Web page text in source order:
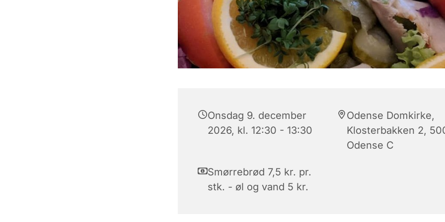
Onsdag 9. december
2026, kl. 12:30 - 13:30
Odense Domkirke,
Klosterbakken 2,
Odense C
Smørrebrød 7,5 kr. pr.
stk. - øl og vand 5 kr.